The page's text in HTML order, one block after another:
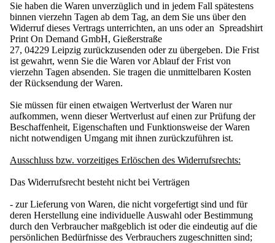
Sie haben die Waren unverzüglich und in jedem Fall spätestens
binnen vierzehn Tagen ab dem Tag, an dem Sie uns über den
Widerruf dieses Vertrags unterrichten, an uns oder an Spreadshirt
Print On Demand GmbH, Gießerstraße
27, 04229 Leipzig zurückzusenden oder zu übergeben. Die Frist
ist gewahrt, wenn Sie die Waren vor Ablauf der Frist von
vierzehn Tagen absenden. Sie tragen die unmittelbaren Kosten
der Rücksendung der Waren.
Sie müssen für einen etwaigen Wertverlust der Waren nur
aufkommen, wenn dieser Wertverlust auf einen zur Prüfung der
Beschaffenheit, Eigenschaften und Funktionsweise der Waren
nicht notwendigen Umgang mit ihnen zurückzuführen ist.
Ausschluss bzw. vorzeitiges Erlöschen des Widerrufsrechts:
Das Widerrufsrecht besteht nicht bei Verträgen
- zur Lieferung von Waren, die nicht vorgefertigt sind und für
deren Herstellung eine individuelle Auswahl oder Bestimmung
durch den Verbraucher maßgeblich ist oder die eindeutig auf die
persönlichen Bedürfnisse des Verbrauchers zugeschnitten sind;